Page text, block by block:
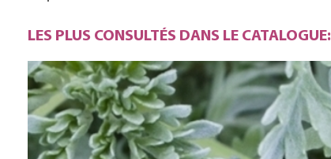
LES PLUS CONSULTÉS DANS LE CATALOGUE: